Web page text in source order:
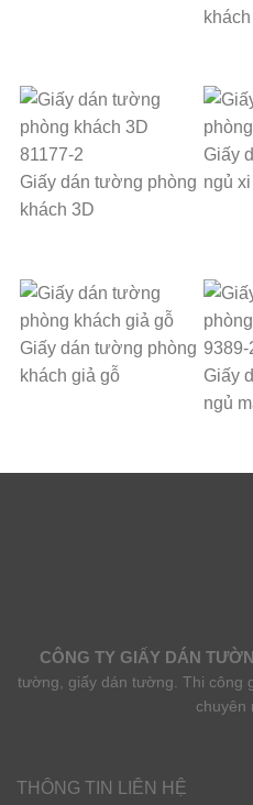
Giấy dán tường phòng
khách 3D
Giấy
ngủ
Giấy dán tường phòng
khách giả gỗ
Giấy
ngủ
CÔNG TY GIẤY DÁN
tường, giấy dán tường. Thi công
chuyên
THÔNG TIN LIÊN HỆ